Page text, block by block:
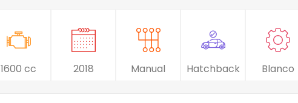
1600 cc 2018 Manual Hatchback Blanco